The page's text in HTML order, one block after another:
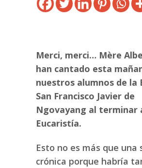
Merci, merci… Mère
han cantado esta
nuestros alumnos de la
San Francisco Javier de
Ngovayang al terminar
Eucaristía.
Esto no es más que una
crónica porque habría